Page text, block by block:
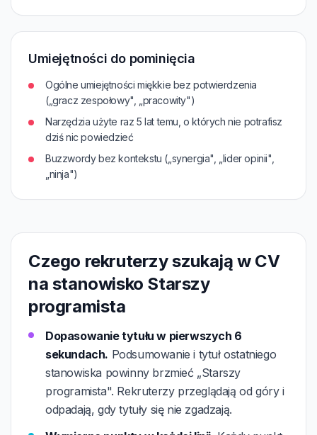
Umiejętności do pominięcia
Ogólne umiejętności miękkie bez potwierdzenia
(„gracz zespołowy", „pracowity")
Narzędzia użyte raz 5 lat temu, o których nie potrafisz
dziś nic powiedzieć
Buzzwordy bez kontekstu („synergia", „lider opinii",
„ninja")
Czego rekruterzy szukają w CV
na stanowisko Starszy
programista
Dopasowanie tytułu w pierwszych 6
sekundach. Podsumowanie i tytuł ostatniego
stanowiska powinny brzmieć „Starszy
programista". Rekruterzy przeglądają od góry i
odpadają, gdy tytuły się nie zgadzają.